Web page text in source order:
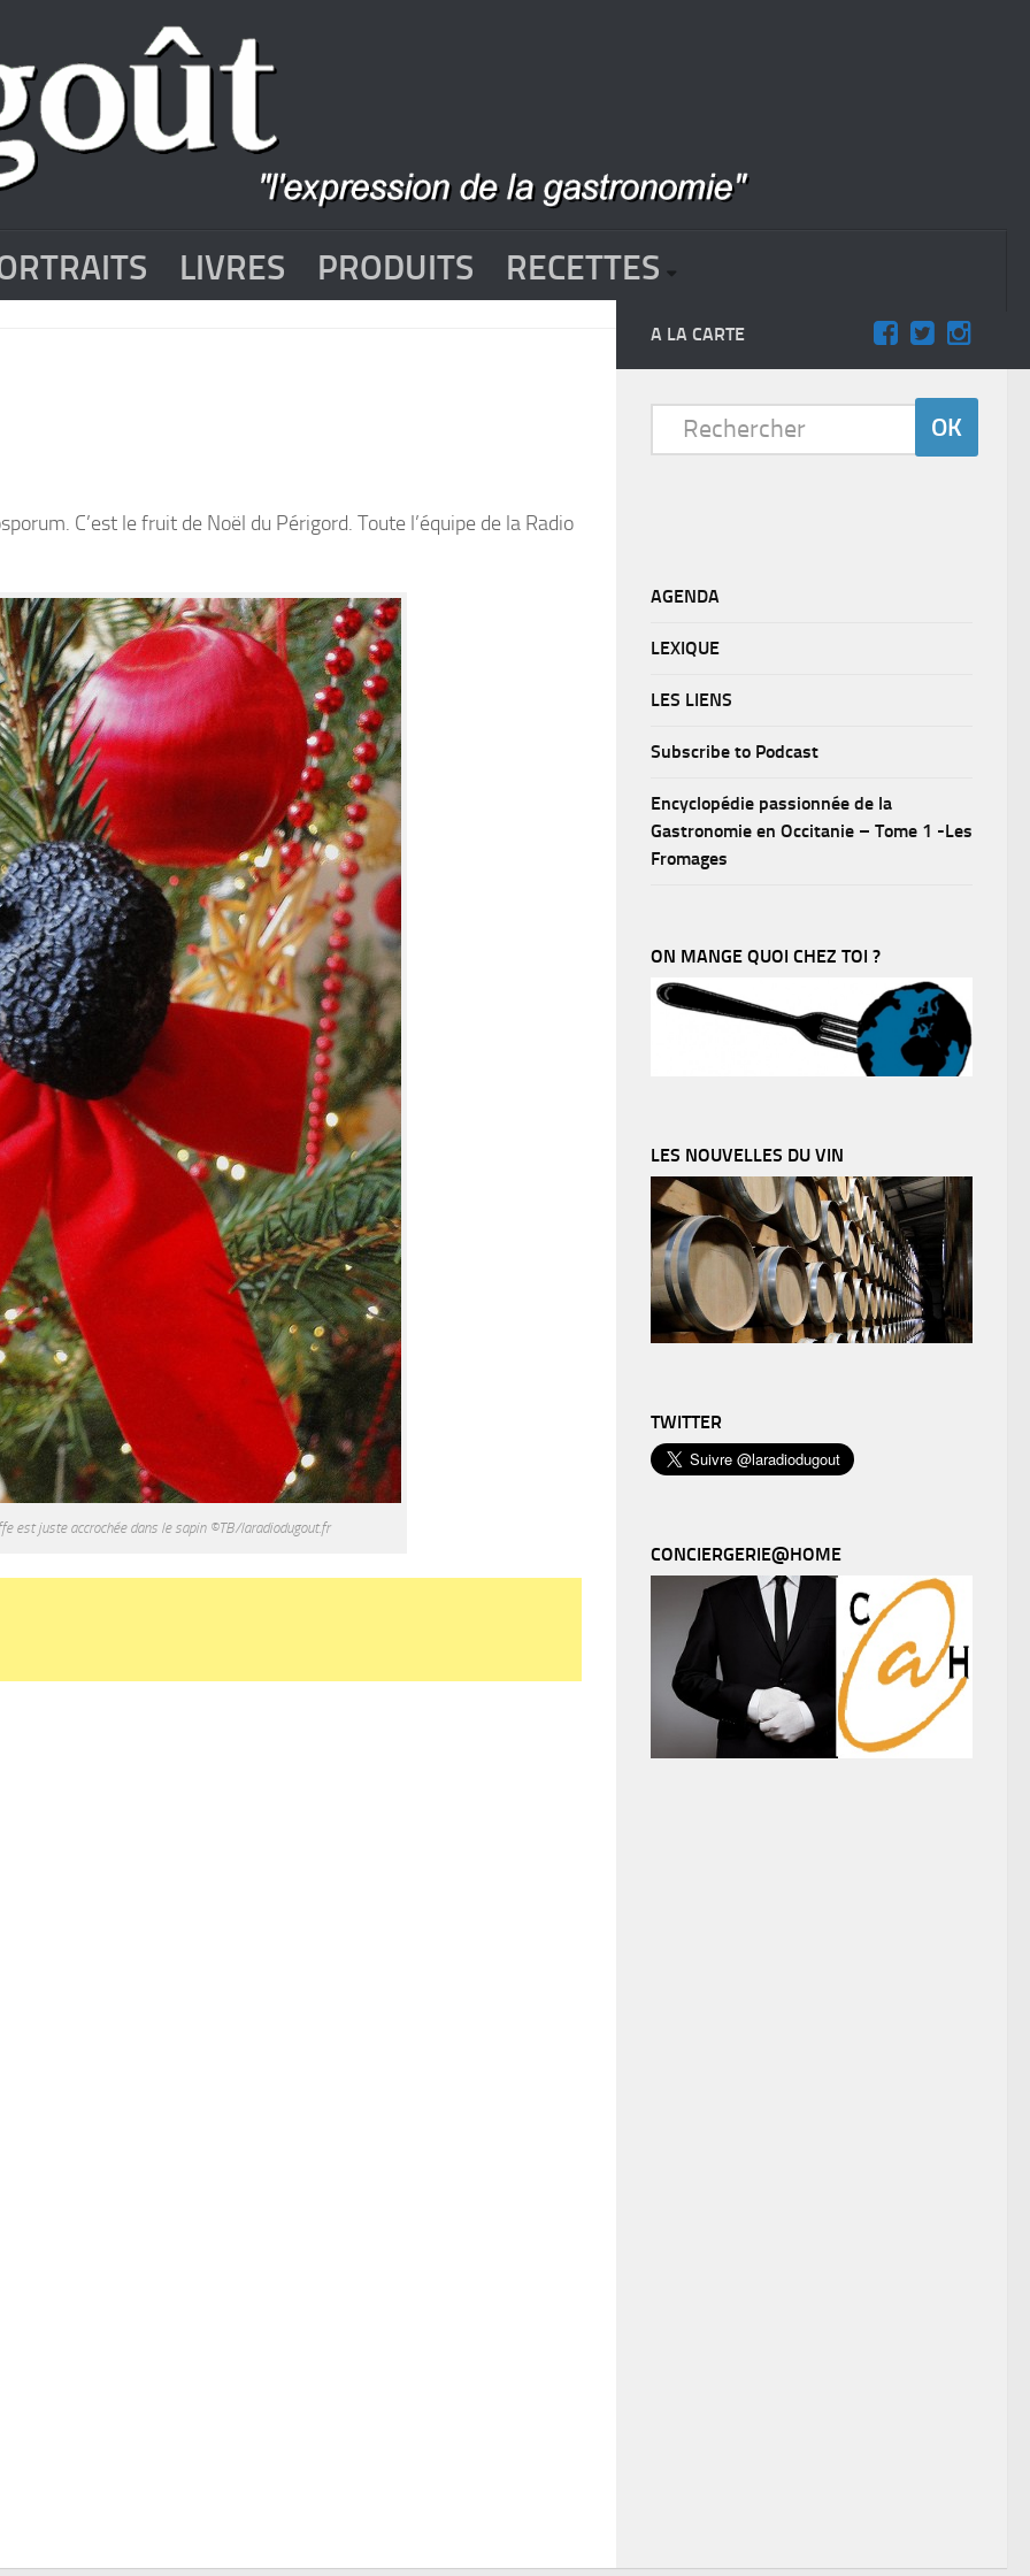
LIVRES PRODUITS RECETTES
C’est le fruit de Noël du Périgord. Toute l’équipe de la Radio
est juste accrochée dans le sapin ©TB/laradiodugout.fr
A LA CARTE
AGENDA
LEXIQUE
LES LIENS
Subscribe to Podcast
Encyclopédie passionnée de la
Gastronomie en Occitanie – Tome 1 -Les
Fromages
ON MANGE QUOI CHEZ TOI ?
LES NOUVELLES DU VIN
TWITTER
CONCIERGERIE@HOME